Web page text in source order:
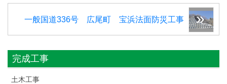
一般国道336号 広尾町 宝浜法面防災工事
完成工事
土木工事